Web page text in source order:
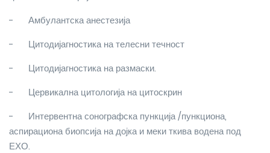
-
Амбулантска анестезија
-
Цитодијагностика на телесни течност
-
Цитодијагностика на размаски.
-
Цервикална цитологија на цитоскрин
-
Интервентна сонографска пункција /пункциона,
аспирациона биопсија на дојка и меки ткива водена под
ЕХО.